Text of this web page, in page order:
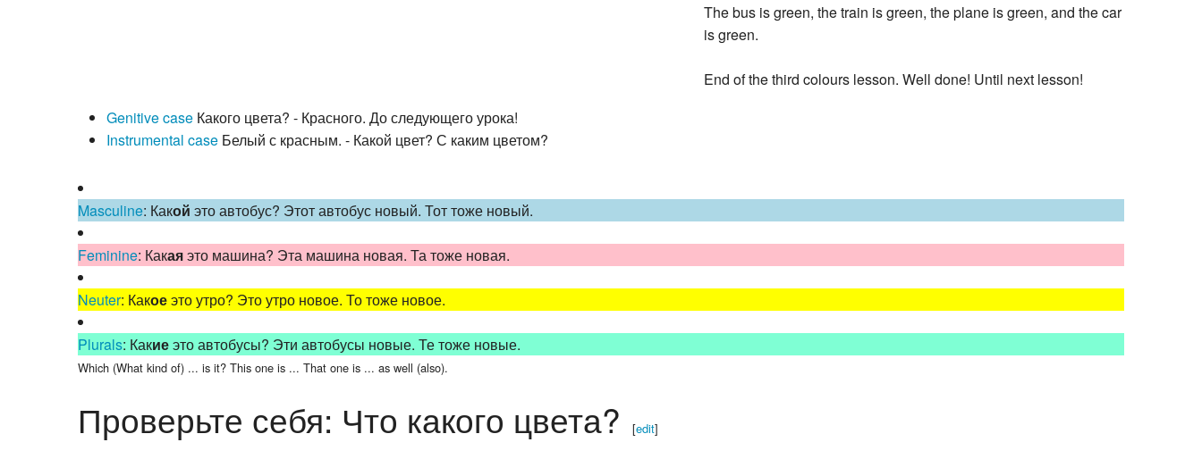
The bus is green, the train is green, the plane is green, and the car
is green.
End of the third colours lesson. Well done! Until next lesson!
Genitive case Какого цвета? - Красного. До следующего урока!
Instrumental case Белый с красным. - Какой цвет? С каким цветом?
Masculine: Какой это автобус? Этот автобус новый. Тот тоже новый.
Feminine: Какаяэто машина? Эта машина новая. Та тоже новая.
Neuter: Какоеэто утро? Это утро новое. То тоже новое.
Plurals: Какиеэто автобусы? Эти автобусы новые. Те тоже новые.
Which (What kind of) ... is it? This one is ... That one is ... as well (also).
Проверьте себя: Что какого цвета? [edit]